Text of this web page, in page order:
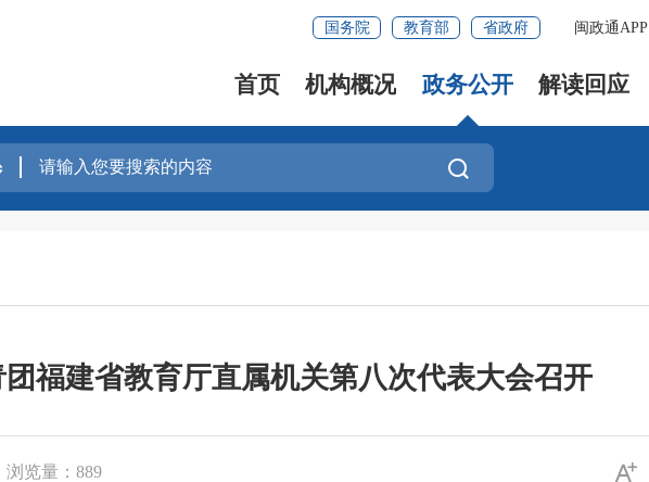
国务院 教育部 省政府 闽政通APP
首页 机构概况 政务公开 解读回应
福建省教育厅直属机关第八次代表大会召开
浏览量：889